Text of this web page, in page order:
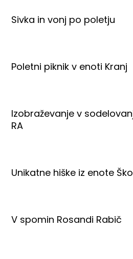
Sivka in vonj po poletju
Poletni piknik v enoti Kranj
Izobraževanje v
RA
Unikatne hiške iz enote
V spomin Rosandi Rabič